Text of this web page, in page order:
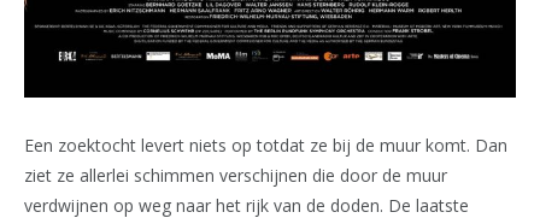
Een zoektocht levert niets op totdat ze bij de muur komt. Dan
ziet ze allerlei schimmen verschijnen die door de muur
verdwijnen op weg naar het rijk van de doden. De laatste